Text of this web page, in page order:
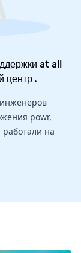
at all
центр.
powr,
на